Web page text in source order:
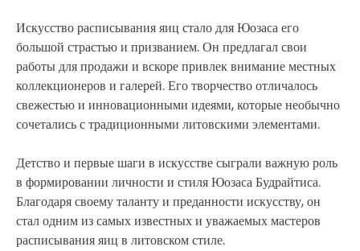
Искусство расписывания яиц стало для Юозаса его
большой страстью и призванием. Он предлагал свои
работы для продажи и вскоре привлек внимание местных
коллекционеров и галерей. Его творчество отличалось
свежестью и инновационными идеями, которые необычно
сочетались с традиционными литовскими элементами.
Детство и первые шаги в искусстве сыграли важную роль
в формировании личности и стиля Юозаса Будрайтиса.
Благодаря своему таланту и преданности искусству, он
стал одним из самых известных и уважаемых мастеров
расписывания яиц в литовском стиле.